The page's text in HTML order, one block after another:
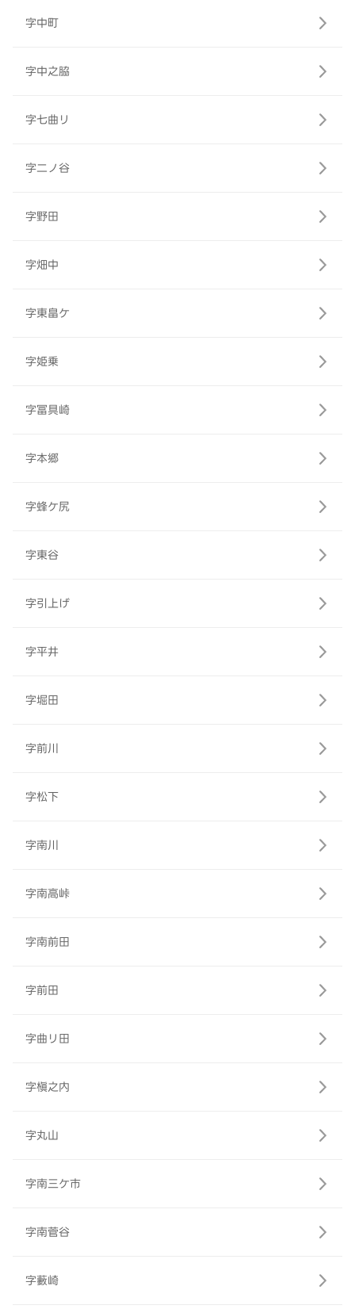
字中町
字中之脇
字七曲リ
字二ノ谷
字野田
字畑中
字東畠ケ
字姫乗
字冨具崎
字本郷
字蜂ケ尻
字東谷
字引上げ
字平井
字堀田
字前川
字松下
字南川
字南高峠
字南前田
字前田
字曲リ田
字槇之内
字丸山
字南三ケ市
字南菅谷
字藪崎